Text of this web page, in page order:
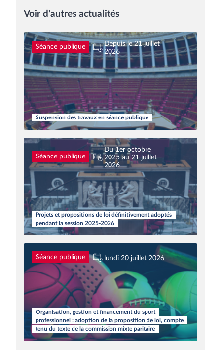
Voir d'autres actualités
Séance publique
Depuis le 21 juillet
2026
Suspension des travaux en séance publique
Séance publique
Du 1er octobre
2025 au 21 juillet
2026
Projets et propositions de loi définitivement adoptés
pendant la session 2025-2026
Séance publique lundi 20 juillet 2026
Organisation, gestion et financement du sport
professionnel : adoption de la proposition de loi, compte
tenu du texte de la commission mixte paritaire